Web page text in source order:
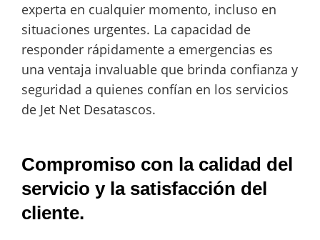
experta en cualquier momento, incluso en
situaciones urgentes. La capacidad de
responder rápidamente a emergencias es
una ventaja invaluable que brinda confianza y
seguridad a quienes confían en los servicios
de Jet Net Desatascos.
Compromiso con la calidad del
servicio y la satisfacción del
cliente.